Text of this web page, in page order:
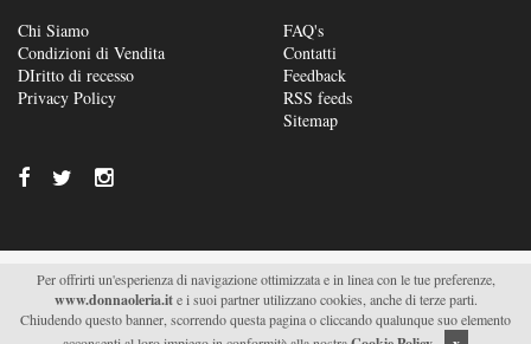
Chi Siamo
Condizioni di Vendita
DIritto di recesso
Privacy Policy
FAQ's
Contatti
Feedback
RSS feeds
Sitemap
© 2026/2027 Soc. Agr. Donna Oleria s.r.l. - Via S. Fili –
C.da Saetta 19 – Monteroni di Lecce (LE) - P.IVA
04511470751 | Supported by Moviweb
Per offrirti un'esperienza di navigazione ottimizzata e in linea con le tue preferenze,
www.donnaoleria.ite i suoi partner utilizzano cookies, anche di terze parti.
Chiudendo questo banner, scorrendo questa pagina o cliccando qualunque suo elemento